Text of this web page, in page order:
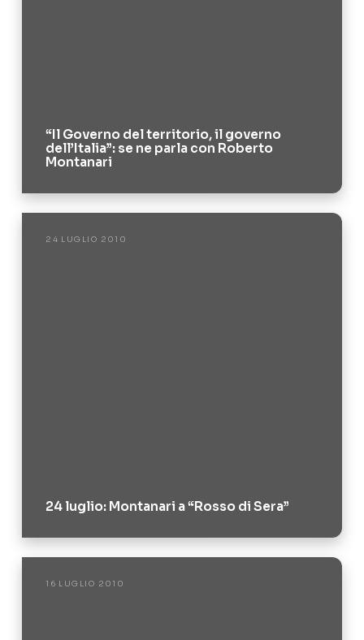
“Il Governo del territorio, il governo
dell’Italia”: se ne parla con Roberto
Montanari
24 LUGLIO 2010
24 luglio: Montanari a “Rosso di Sera”
16 LUGLIO 2010